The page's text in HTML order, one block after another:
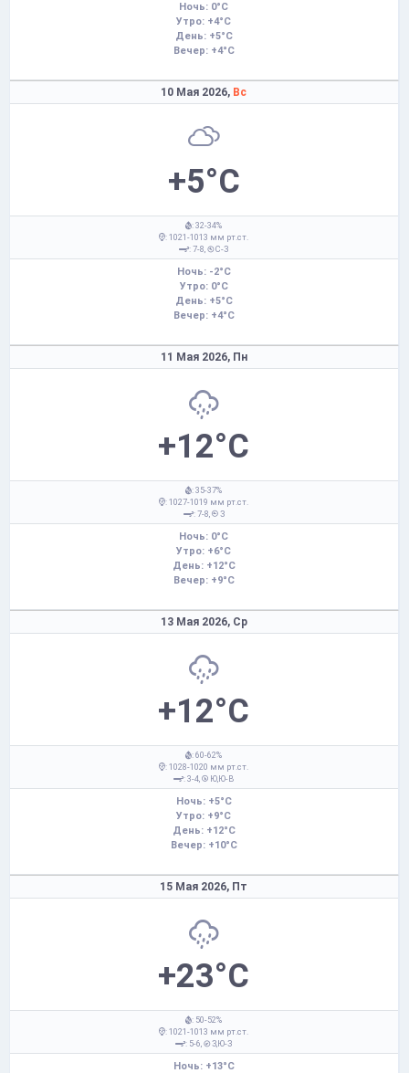
Ночь: 0°C
Утро: +4°C
День: +5°C
Вечер: +4°C
10 Мая 2026, Вс
+5°C
: 32-34%
: 1021-1013 мм рт.ст.
: 7-8,
С-З
Ночь: -2°C
Утро: 0°C
День: +5°C
Вечер: +4°C
11 Мая 2026, Пн
+12°C
: 35-37%
: 1027-1019 мм рт.ст.
: 7-8,
З
Ночь: 0°C
Утро: +6°C
День: +12°C
Вечер: +9°C
13 Мая 2026, Ср
+12°C
: 60-62%
: 1028-1020 мм рт.ст.
: 3-4,
Ю,Ю-В
Ночь: +5°C
Утро: +9°C
День: +12°C
Вечер: +10°C
15 Мая 2026, Пт
+23°C
: 50-52%
: 1021-1013 мм рт.ст.
: 5-6,
З,Ю-З
Ночь: +13°C